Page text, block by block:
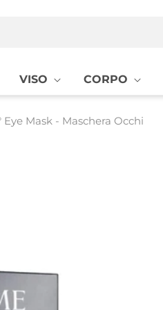
VISO CORPO
Mask - Maschera Occhi